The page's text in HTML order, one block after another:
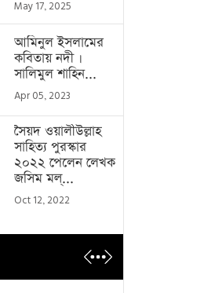
May 17, 2025
আমিনুল ইসলামের
কবিতায় নদী ।
সালিমুল শাহিন...
Apr 05, 2023
সৈয়দ ওয়ালীউল্লাহ
সাহিত্য পুরস্কার
২০২২ পেলেন লেখক
জসিম মল্...
Oct 12, 2022